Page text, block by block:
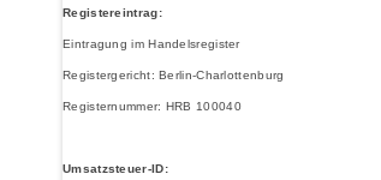
Registereintrag:
Eintragung im Handelsregister
Registergericht: Berlin-Charlottenburg
Registernummer: HRB 100040
Umsatzsteuer-ID: